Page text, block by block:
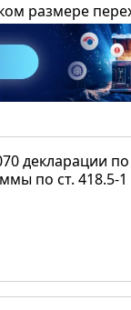
размере
декларации
по ст.